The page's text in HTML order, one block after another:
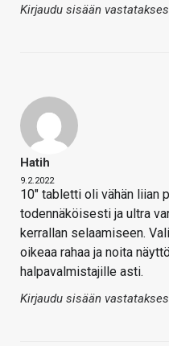
Kirjaudu sisään
Hatih
9.2.2022
10" tabletti oli vähän liian
todennäköisesti ja ultra
kerrallan selaamiseen.
oikeaa rahaa ja noita
halpavalmistajille asti.
Kirjaudu sisään